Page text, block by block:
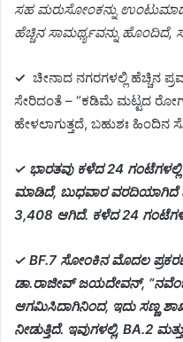
ಸಹ ಮರುಸೋಂಕನ್ನು
ಹೆಚ್ಚಿನ ಸಾಮರ್ಥ್ಯವನ್ನು ಹೊಂದಿದೆ,
✓ ಚೀನಾದ ನಗರಗಳಲ್ಲಿ ಹೆಚ್ಚಿನ
ಸೇರಿದಂತೆ – “ಕಡಿಮೆ ಮಟ್ಟದ
ಹೇಳಲಾಗುತ್ತದೆ, ಬಹುಶಃ ಹಿಂದಿನ
✓ ಭಾರತವು ಕಳೆದ 24
ಮಾಡಿದೆ, ಬುಧವಾರ ವರದಿಯಾಗಿದೆ
3,408 ಆಗಿದೆ. ಕಳೆದ 24
✓ BF.7 ಸೋಂಕಿನ ಮೊದಲ
ಡಾ.ರಾಜೀವ್ ಜಯದೇವನ್,
ಆಗಮಿಸಿದಾಗಿನಿಂದ, ಇದು ಸಣ್ಣ
ನೀಡುತ್ತಿದೆ. ಇವುಗಳಲ್ಲಿ, BA.2